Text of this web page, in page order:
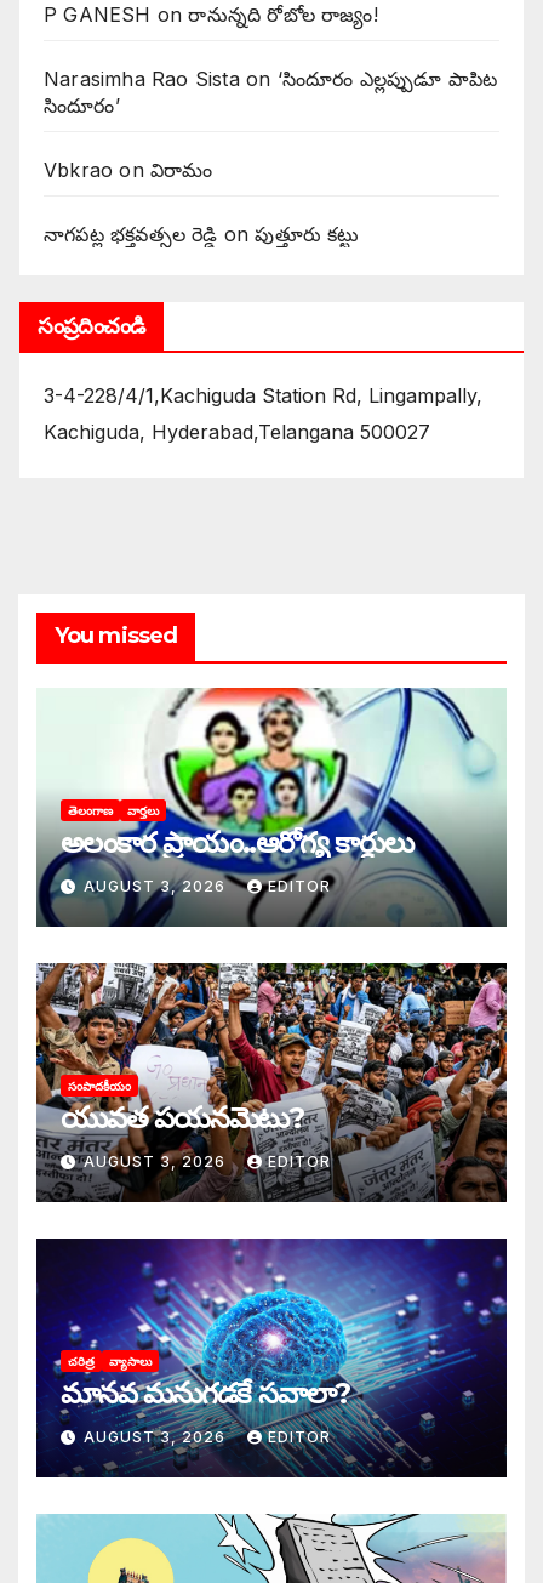
P GANESH on‌రానున్నది రోబోల రాజ్యం!
Narasimha Rao Sistaon ‘సిందూరం ఎల్లప్పుడూ పాపిట
సిందూరం’
Vbkrao onవిరామం
నాగపట్ల భక్తవత్సల రెడ్డి onపుత్తూరు కట్టు
సంప్రదించండి
3-4-228/4/1,Kachiguda Station Rd, Lingampally,
Kachiguda, Hyderabad,Telangana 500027
You missed
తెలంగాణ వార్తలు
అలంకార ప్రాయం..ఆరోగ్య కార్డులు
AUGUST 3, 2026 EDITOR
సంపాదకీయం
యువత పయనమెటు?
AUGUST 3, 2026 EDITOR
చరిత్ర వ్యాసాలు
మానవ మనుగడకే సవాలా?
AUGUST 3, 2026 EDITOR